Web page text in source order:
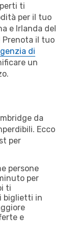
ti
per il tuo
e Irlanda del
Prenota il tuo
di
un
da
Ecco
per
persone
per
ti
biglietti in
e